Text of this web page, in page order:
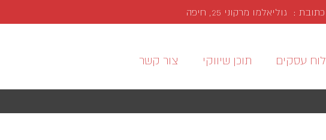
כתובת : גוליאלמו מרקוני 25, חיפה
לוח עסקים תוכן שיווקי צור קשר